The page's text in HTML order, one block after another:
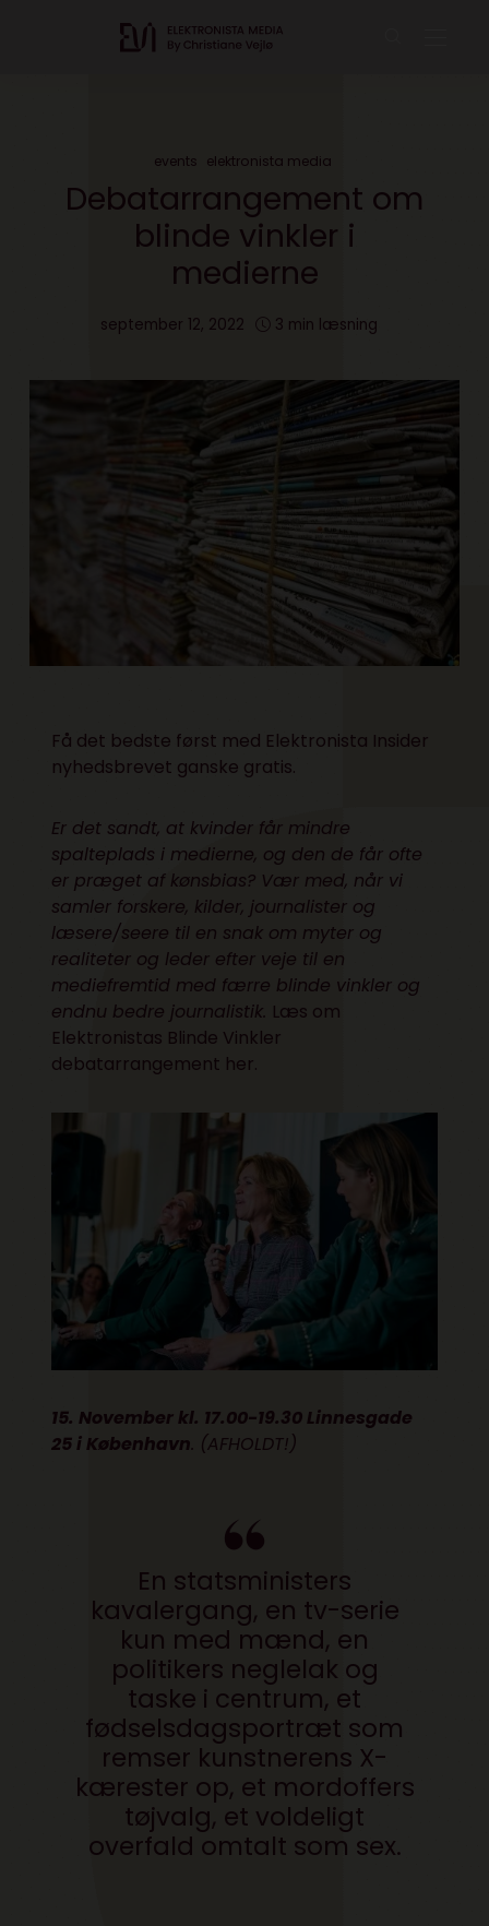
events elektronista media
Debatarrangement om
blinde vinkler i
medierne
september 12, 2022 3 min læsning
Få det bedste først med Elektronista Insider
nyhedsbrevet ganske gratis.
Er det sandt, at kvinder får mindre
spalteplads i medierne, og den de får ofte
er præget af kønsbias? Vær med, når vi
samler forskere, kilder, journalister og
læsere/seere til en snak om myter og
realiteter og leder efter veje til en
mediefremtid med færre blinde vinkler og
endnu bedre journalistik. Læs om
Elektronistas Blinde Vinkler
debatarrangement her.
15. November kl. 17.00-19.30 Linnesgade
25 i København. (AFHOLDT!)
En statsministers
kavalergang, en tv-serie
kun med mænd, en
politikers neglelak og
taske i centrum, et
fødselsdagsportræt som
remser kunstnerens X-
kærester op, et mordoffers
tøjvalg, et voldeligt
overfald omtalt som sex.